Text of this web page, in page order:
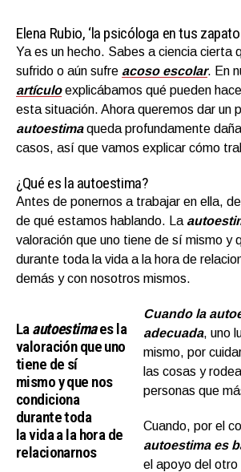
Elena Rubio, ‘la psicóloga en tus
Ya es un hecho. Sabes a ciencia cierta
sufrido o aún sufre acoso escolar. En
artículoexplicábamos qué pueden
esta situación. Ahora queremos dar un
autoestimaqueda profundamente
casos, así que vamos explicar cómo
¿Qué es la autoestima?
Antes de ponernos a trabajar en ella,
de qué estamos hablando. La
valoración que uno tiene de sí mismo y
durante toda la vida a la hora de
demás y con nosotros mismos.
Laautoestimaes la
valoración que uno
tiene de sí
mismo y que nos
condiciona
durante toda
la vida a la hora de
relacionarnos
Cuando la
adecuada, uno
mismo, por
las cosas y
personas que
Cuando, por el
autoestima es
el apoyo del otro